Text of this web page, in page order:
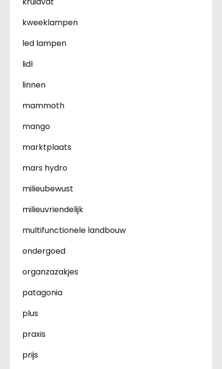
kweeklampen
led lampen
lidl
linnen
mammoth
mango
marktplaats
mars hydro
milieubewust
milieuvriendelijk
multifunctionele landbouw
ondergoed
organzazakjes
patagonia
plus
praxis
prijs